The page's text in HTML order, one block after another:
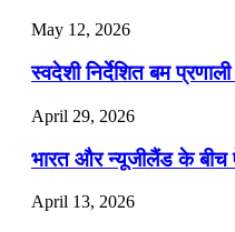
May 12, 2026
स्वदेशी निर्देशित बम
April 29, 2026
भारत और न्यूजीलैंड के बीच
April 13, 2026